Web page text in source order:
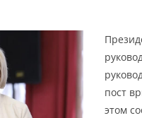
пост
этом